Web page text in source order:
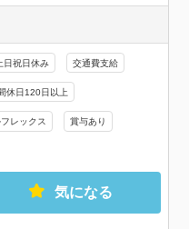
日祝日休み 交通費支給
休日120日以上
レックス 賞与あり
気になる